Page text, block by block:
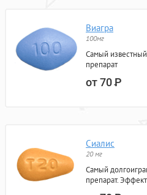
Виагра
100мг
Самый
препарат
от 70Р
Сиалис
20 мг
Самый
препарат.